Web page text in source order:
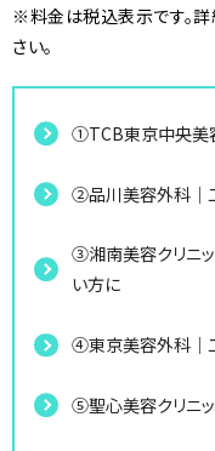
※料金は税込表示です。詳
さい。
①TCB東京中央美
②品川美容外科｜
③湘南美容クリニ
い方に
④東京美容外科｜
⑤聖心美容クリニ